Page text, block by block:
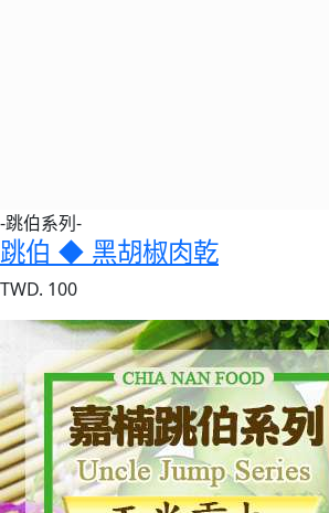
-跳伯系列-
跳伯 ◆ 黑胡椒肉乾
TWD. 100